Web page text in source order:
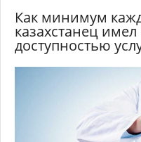
Как минимум
казахстанец
доступностью